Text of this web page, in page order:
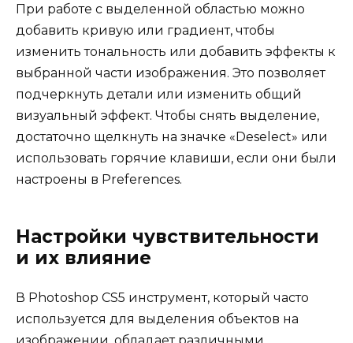
При работе с выделенной областью можно
добавить кривую или градиент, чтобы
изменить тональность или добавить эффекты к
выбранной части изображения. Это позволяет
подчеркнуть детали или изменить общий
визуальный эффект. Чтобы снять выделение,
достаточно щелкнуть на значке «Deselect» или
использовать горячие клавиши, если они были
настроены в Preferences.
Настройки чувствительности
и их влияние
В Photoshop CS5 инструмент, который часто
используется для выделения объектов на
изображении, обладает различными